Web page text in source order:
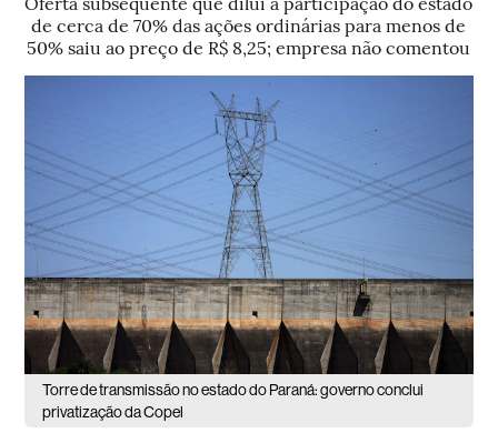
de cerca de 70% das ações ordinárias para menos de
50% saiu ao preço de R$ 8,25; empresa não comentou
Torre de transmissão no estado do Paraná: governo conclui
privatização da Copel